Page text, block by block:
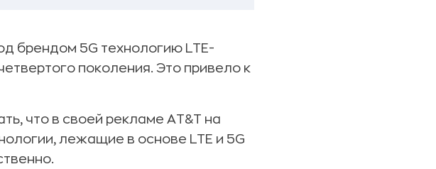
брендом 5G технологию LTE-
поколения. Это привело к
что в своей рекламе AT&T на
лежащие в основе LTE и 5G